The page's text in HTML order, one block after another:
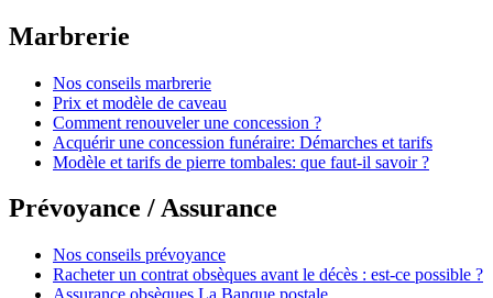
Marbrerie
Nos conseils marbrerie
Prix et modèle de caveau
Comment renouveler une concession ?
Acquérir une concession funéraire: Démarches et tarifs
Modèle et tarifs de pierre tombales: que faut-il savoir ?
Prévoyance / Assurance
Nos conseils prévoyance
Racheter un contrat obsèques avant le décès : est-ce possible ?